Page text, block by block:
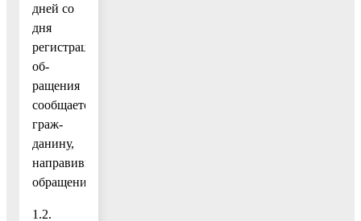
дней со
дня
регистрации
об-
ращения
сообщается
граж-
данину,
направившему
обращение.»;
1.2.